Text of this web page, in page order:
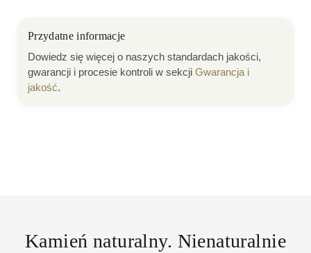
Przydatne informacje
Dowiedz się więcej o naszych standardach jakości,
gwarancji i procesie kontroli w sekcji Gwarancja i
jakość.
Kamień naturalny. Nienaturalnie